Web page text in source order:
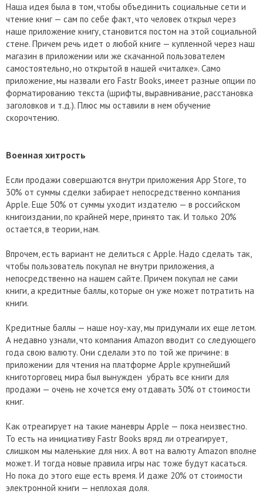
Наша идея была в том, чтобы объединить социальные сети и
чтение книг — сам по себе факт, что человек открыл через
наше приложение книгу, становится постом на этой социальной
стене. Причем речь идет о любой книге — купленной через наш
магазин в приложении или же скачанной пользователем
самостоятельно, но открытой в нашей «читалке». Само
приложение, мы назвали его Fastr Books, имеет разные опции по
форматированию текста (шрифты, выравнивание, расстановка
заголовков и т.д.). Плюс мы оставили в нем обучение
скорочтению.
Военная хитрость
Если продажи совершаются внутри приложения App Store, то
30% от суммы сделки забирает непосредственно компания
Apple. Еще 50% от суммы уходит издателю — в российском
книгоиздании, по крайней мере, принято так. И только 20%
остается, в теории, нам.
Впрочем, есть вариант не делиться с Apple. Надо сделать так,
чтобы пользователь покупал не внутри приложения, а
непосредственно на нашем сайте. Причем покупал не сами
книги, а кредитные баллы, которые он уже может потратить на
книги.
Кредитные баллы — наше ноу-хау, мы придумали их еще летом.
А недавно узнали, что компания Amazon вводит со следующего
года свою валюту. Они сделали это по той же причине: в
приложении для чтения на платформе Apple крупнейший
книготорговец мира был вынужден убрать все книги для
продажи — очень не хочется ему отдавать 30% от стоимости
книг.
Как отреагирует на такие маневры Apple — пока неизвестно.
То есть на инициативу Fastr Books вряд ли отреагирует,
слишком мы маленькие для них. А вот на валюту Amazon вполне
может. И тогда новые правила игры нас тоже будут касаться.
Но пока до этого еще есть время. И даже 20% от стоимости
электронной книги — неплохая доля.